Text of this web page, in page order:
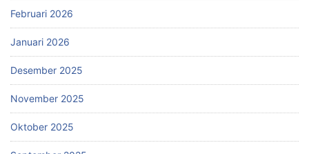
Februari 2026
Januari 2026
Desember 2025
November 2025
Oktober 2025